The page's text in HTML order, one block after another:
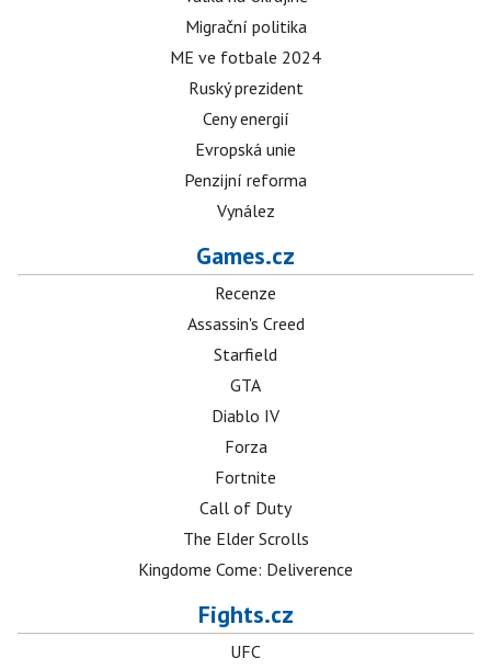
Migrační politika
ME ve fotbale 2024
Ruský prezident
Ceny energií
Evropská unie
Penzijní reforma
Vynález
Games.cz
Recenze
Assassin's Creed
Starfield
GTA
Diablo IV
Forza
Fortnite
Call of Duty
The Elder Scrolls
Kingdome Come: Deliverence
Fights.cz
UFC